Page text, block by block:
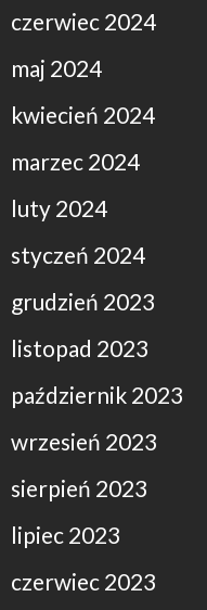
czerwiec 2024
maj 2024
kwiecień 2024
marzec 2024
luty 2024
styczeń 2024
grudzień 2023
listopad 2023
październik 2023
wrzesień 2023
sierpień 2023
lipiec 2023
czerwiec 2023